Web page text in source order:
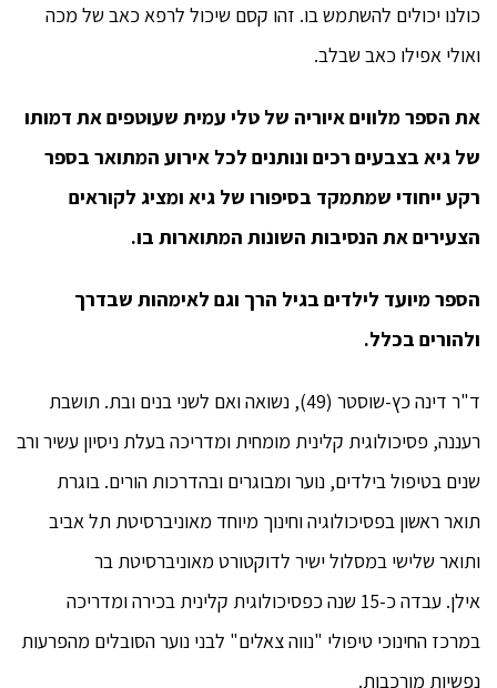
כולנו יכולים להשתמש בו. זהו קסם שיכול לרפא כאב של מכה
ואולי אפילו כאב שבלב.
את הספר מלווים איוריה של טלי עמית שעוטפים את דמותו
של גיא בצבעים רכים ונותנים לכל אירוע המתואר בספר
רקע ייחודי שמתמקד בסיפורו של גיא ומציג לקוראים
הצעירים את הנסיבות השונות המתוארות בו.
הספר מיועד לילדים בגיל הרך וגם לאימהות שבדרך
ולהורים בכלל.
ד"ר דינה כץ-שוסטר (49), נשואה ואם לשני בנים ובת. תושבת
רעננה, פסיכולוגית קלינית מומחית ומדריכה בעלת ניסיון עשיר ורב
שנים בטיפול בילדים, נוער ומבוגרים ובהדרכות הורים. בוגרת
תואר ראשון בפסיכולוגיה וחינוך מיוחד מאוניברסיטת תל אביב
ותואר שלישי במסלול ישיר לדוקטורט מאוניברסיטת בר
אילן. עבדה כ-15 שנה כפסיכולוגית קלינית בכירה ומדריכה
במרכז החינוכי טיפולי "נווה צאלים" לבני נוער הסובלים מהפרעות
נפשיות מורכבות.